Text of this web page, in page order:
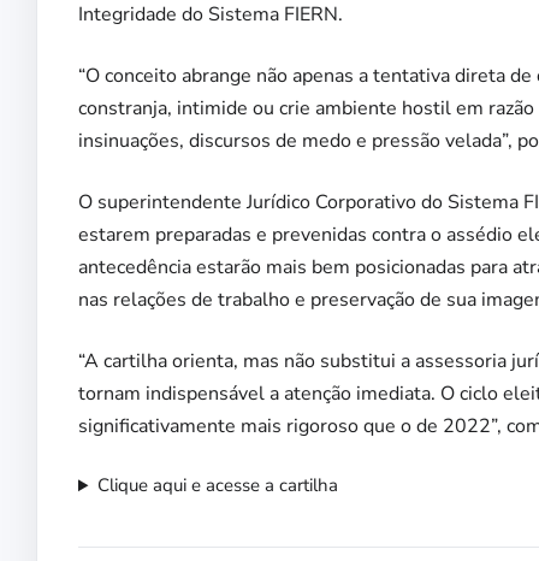
Integridade do Sistema FIERN.
“O conceito abrange não apenas a tentativa direta
constranja, intimide ou crie ambiente hostil em
insinuações, discursos de medo e pressão velada”,
O superintendente Jurídico Corporativo do Sistema
estarem preparadas e prevenidas contra o assédio
antecedência estarão mais bem posicionadas para
nas relações de trabalho e preservação de sua
“A cartilha orienta, mas não substitui a assessoria
tornam indispensável a atenção imediata. O ciclo
significativamente mais rigoroso que o de 2022”,
Clique aqui e acesse a cartilha